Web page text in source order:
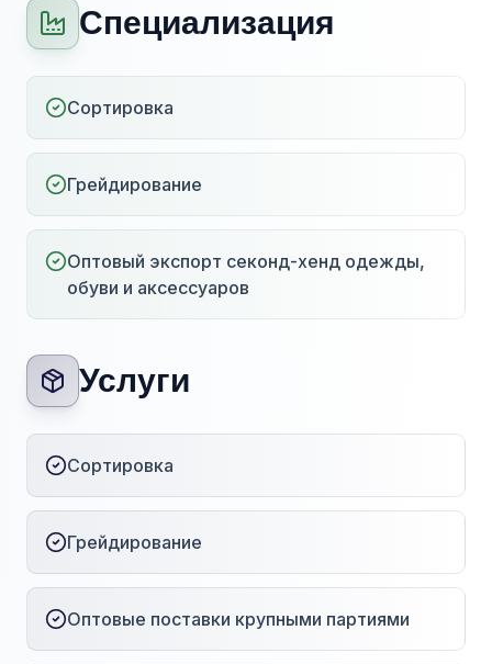
Специализация
Сортировка
Грейдирование
Оптовый экспорт секонд-хенд одежды,
обуви и аксессуаров
Услуги
Сортировка
Грейдирование
Оптовые поставки крупными партиями